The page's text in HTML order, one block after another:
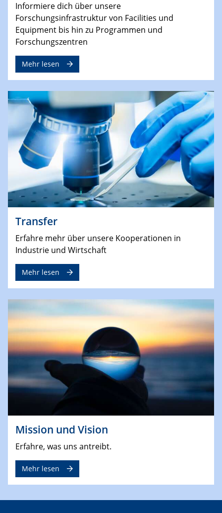
Informiere dich über unsere
Forschungsinfrastruktur von Facilities und
Equipment bis hin zu Programmen und
Forschungszentren
Mehr lesen
Transfer
Erfahre mehr über unsere Kooperationen in
Industrie und Wirtschaft
Mehr lesen
Mission und Vision
Erfahre, was uns antreibt.
Mehr lesen